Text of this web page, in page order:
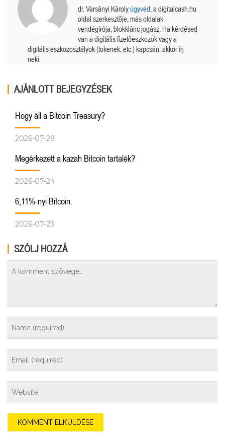
dr. Varsányi Károlyügyvéd , a digitalcash.hu
oldal szerkesztője, más oldalak
vendégírója, blokklánc jogász. Ha kérdésed
van a digitális fizetőeszközök vagy a
digitális eszközosztályok (tokenek, etc.) kapcsán, akkor írj
neki.
AJÁNLOTT BEJEGYZÉSEK
Hogy áll a Bitcoin Treasury?
2026-07-29
Megérkezett a kazah Bitcoin tartalék?
2026-07-24
6,11%-nyi Bitcoin.
2026-07-23
SZÓLJ HOZZÁ